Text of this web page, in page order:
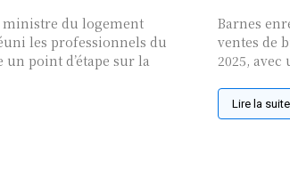
ministre du logement
les professionnels du
point d’étape sur la
Barnes
ventes de
2025,
Lire la suite